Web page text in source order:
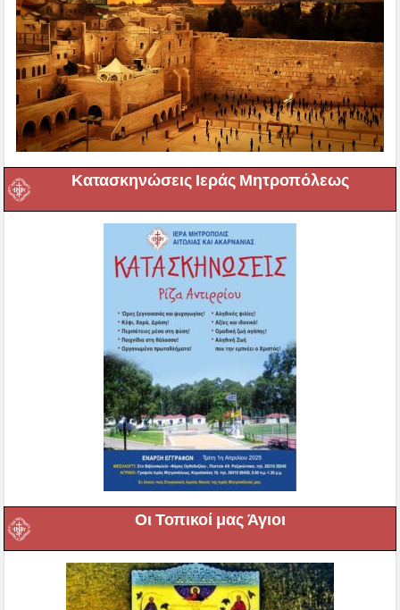
Κατασκηνώσεις Ιεράς Μητροπόλεως
Οι Τοπικοί μας Άγιοι